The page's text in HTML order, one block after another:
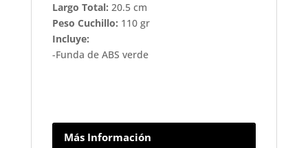
Largo Total: 20.5 cm
Peso Cuchillo: 110 gr
Incluye:
-Funda de ABS verde
Más Información